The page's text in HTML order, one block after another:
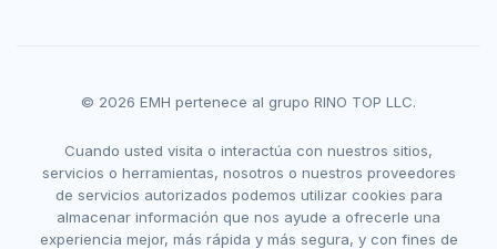
© 2026 EMH pertenece al grupo RINO TOP LLC.
Cuando usted visita o interactúa con nuestros sitios,
servicios o herramientas, nosotros o nuestros proveedores
de servicios autorizados podemos utilizar cookies para
almacenar información que nos ayude a ofrecerle una
experiencia mejor, más rápida y más segura, y con fines de